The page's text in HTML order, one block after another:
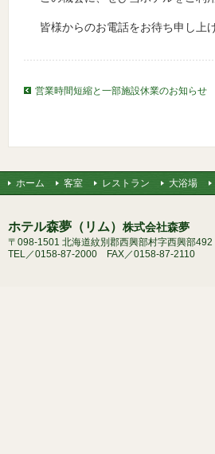
皆様からのお電話をお待ち申し上
営業時間短縮と一部施設休業のお知らせ
ホーム 客室 レストラン 大浴場
ホテル森夢（リム） 株式会社森夢
〒098-1501 北海道紋別郡西興部村字西興部492
TEL／0158-87-2000 FAX／0158-87-2110